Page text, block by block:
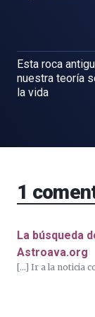
Esta roca
nuestra teoría
la vida
1
La búsqueda
Astroava.org
[…] Ir a la noticia